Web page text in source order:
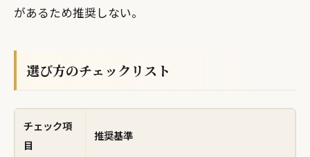
があるため推奨しない。
選び方のチェックリスト
チェック項
目
推奨基準